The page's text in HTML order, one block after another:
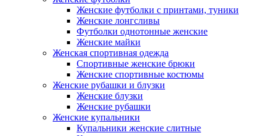
Женские футболки с принтами, туники
Женские лонгсливы
Футболки однотонные женские
Женские майки
Женская спортивная одежда
Спортивные женские брюки
Женские спортивные костюмы
Женские рубашки и блузки
Женские блузки
Женские рубашки
Женские купальники
Купальники женские слитные